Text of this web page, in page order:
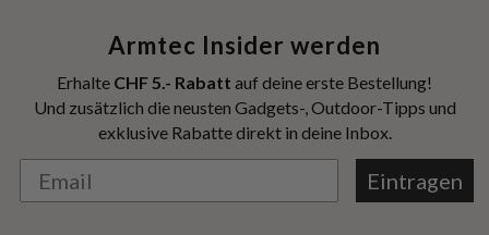
Armtec Insider werden
Erhalte CHF 5.- Rabatt auf deine erste Bestellung!
Und zusätzlich die neusten Gadgets-, Outdoor-Tipps und
exklusive Rabatte direkt in deine Inbox.
Eintragen